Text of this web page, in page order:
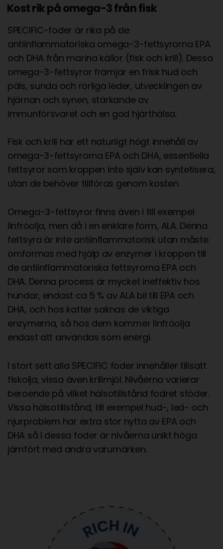
Kost rik på omega-3 från fisk
SPECIFIC-foder är rika på de
antiinflammatoriska omega-3-fettsyrorna EPA
och DHA från marina källor (fisk och krill). Dessa
omega-3-fettsyror främjar en frisk hud och
päls, sunda och rörliga leder, utvecklingen av
hjärnan och synen, stärkande av
immunförsvaret och en god hjärthälsa.
Fisk och krill har ett naturligt högt innehåll av
omega-3-fettsyrorna EPA och DHA, essentiella
fettsyror som kroppen inte själv kan syntetisera,
utan de behöver tillföras genom kosten.
Omega-3-fettsyror finns även i till exempel
linfröolja, men då i en enklare form, ALA. Denna
fettsyra är inte antiinflammatorisk utan måste
omformas med hjälp av enzymer i kroppen till
de antiinflammatoriska fettsyrorna EPA och
DHA. Denna process är mycket ineffektiv hos
hundar, endast ca 5 % av ALA bli till EPA och
DHA, och hos katter saknas de viktiga
enzymerna, så hos dem kommer linfröolja
endast att användas som energi.
I stort sett alla SPECIFIC foder innehåller tillsatt
fiskolja, vissa även krillmjöl. Nivåerna varierar
beroende på vilket hälsotillstånd fodret stöder.
Vissa hälsotillstånd, till exempel hud-, led- och
njurproblem har extra stor nytta av EPA och
DHA så i dessa foder är nivåerna unikt höga
jämfört med andra varumärken.